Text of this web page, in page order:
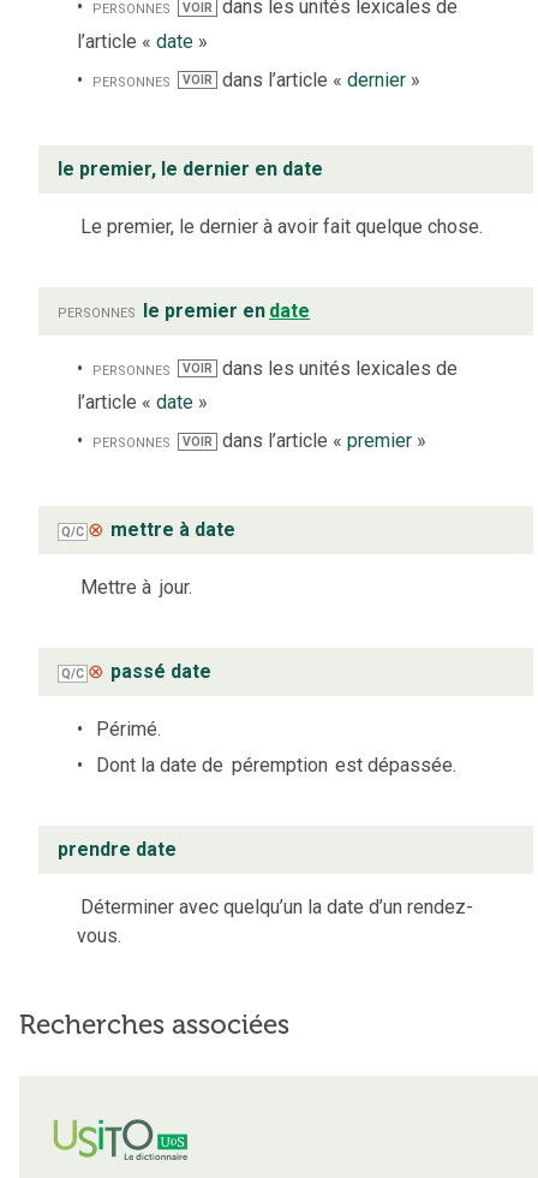
personnes VOIR
dans les unités lexicales de
l’article « date »
personnes
VOIR dans l’article « dernier»
le premier, le dernier en date
Le premier, le dernier à avoir fait quelque chose.
personnes le premier en date
personnes VOIR
dans les unités lexicales de
l’article « date »
personnes
VOIR dans l’article « premier»
Q/C ⊗ mettre à date
Mettre à jour.
Q/C ⊗ passé date
Périmé.
Dont la date de péremption est dépassée.
prendre date
Déterminer avec quelqu’un la date d’un rendez-
vous.
Recherches associées